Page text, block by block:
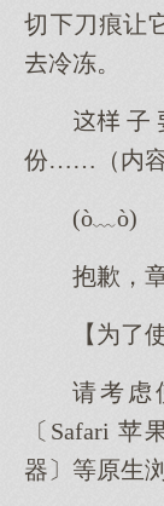
切刀痕让
冷冻。
子
份……（内容
(ò﹏ò)
抱歉，
【为了
请考虑
〔Safari 苹
器〕等原生